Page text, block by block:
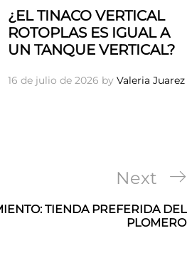
¿EL TINACO VERTICAL
ROTOPLAS ES IGUAL A
UN TANQUE VERTICAL?
16 de julio de 2026 by Valeria Juarez
Next
Post
Next
TIENDA PREFERIDA DEL
PLOMERO